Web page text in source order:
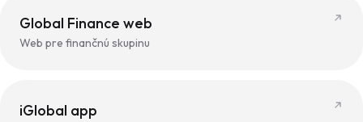
Global Finance web
Web pre finančnú skupinu
iGlobal app